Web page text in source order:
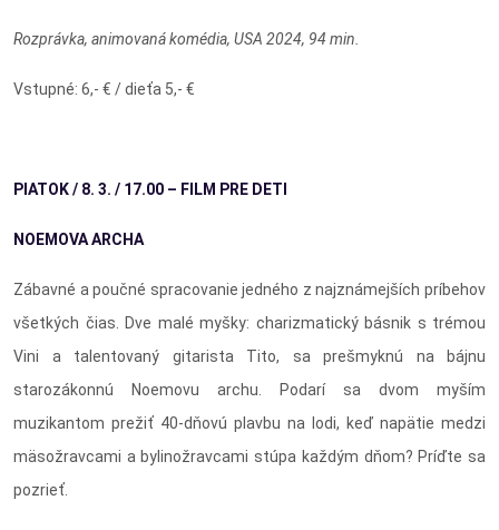
Rozprávka, animovaná komédia, USA 2024, 94 min.
Vstupné: 6,- € / dieťa 5,- €
PIATOK / 8. 3. / 17.00 – FILM PRE DETI
NOEMOVA ARCHA
Zábavné a poučné spracovanie jedného z najznámejších príbehov
všetkých čias. Dve malé myšky: charizmatický básnik s trémou
Vini a talentovaný gitarista Tito, sa prešmyknú na bájnu
starozákonnú Noemovu archu. Podarí sa dvom myším
muzikantom prežiť 40-dňovú plavbu na lodi, keď napätie medzi
mäsožravcami a bylinožravcami stúpa každým dňom? Príďte sa
pozrieť.